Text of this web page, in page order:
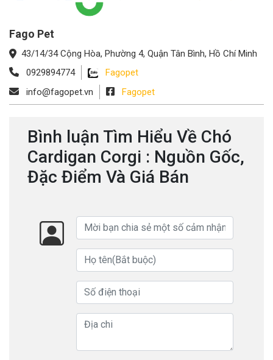
Fago Pet
43/14/34 Cộng Hòa, Phường 4, Quận Tân Bình, Hồ Chí Minh
0929894774
Fagopet
info@fagopet.vn
Fagopet
Bình luận Tìm Hiểu Về Chó
Cardigan Corgi : Nguồn Gốc,
Đặc Điểm Và Giá Bán